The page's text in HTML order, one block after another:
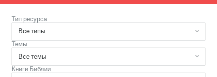
Тип ресурса
Темы
Книги Библии